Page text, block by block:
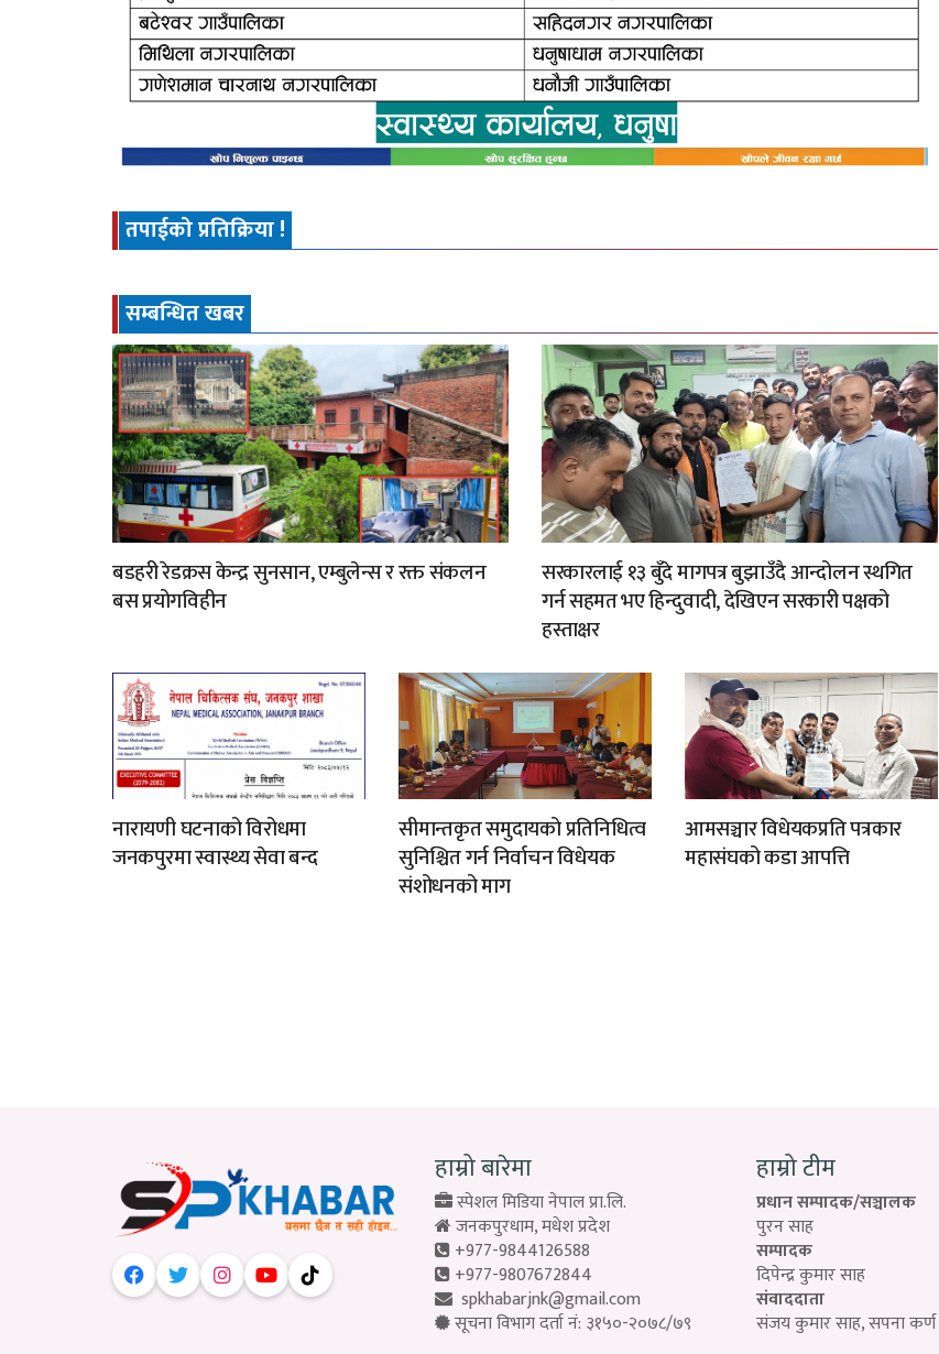
तपाईको प्रतिक्रिया !
सम्बन्धित खबर
बडहरी रेडक्रस केन्द्र सुनसान, एम्बुलेन्स र रक्त संकलन
बस प्रयोगविहीन
सरकारलाई १३ बुँदे मागपत्र बुझाउँदै आन्दोलन स्थगित
गर्न सहमत भए हिन्दुवादी, देखिएन सरकारी पक्षको
हस्ताक्षर
नारायणी घटनाको विरोधमा
जनकपुरमा स्वास्थ्य सेवा बन्द
सीमान्तकृत समुदायको प्रतिनिधित्व
सुनिश्चित गर्न निर्वाचन विधेयक
संशोधनको माग
आमसञ्चार विधेयकप्रति पत्रकार
महासंघको कडा आपत्ति
हाम्रो बारेमा
स्पेशल मिडिया नेपाल प्रा.लि.
जनकपुरधाम, मधेश प्रदेश
+977-9844126588
+977-9807672844
spkhabarjnk@gmail.com
सूचना विभाग दर्ता नं: ३१५०-२०७८/७९
हाम्रो टीम
प्रधान सम्पादक/सञ्चालक
पुरन साह
सम्पादक
दिपेन्द्र कुमार साह
संवाददाता
संजय कुमार साह, सपना कर्ण